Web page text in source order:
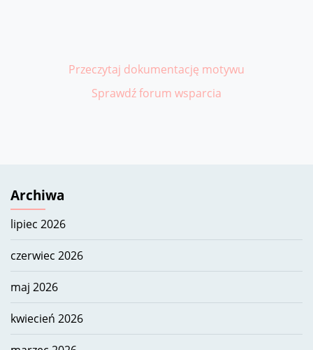
Przeczytaj dokumentację motywu
Sprawdź forum wsparcia
Archiwa
lipiec 2026
czerwiec 2026
maj 2026
kwiecień 2026